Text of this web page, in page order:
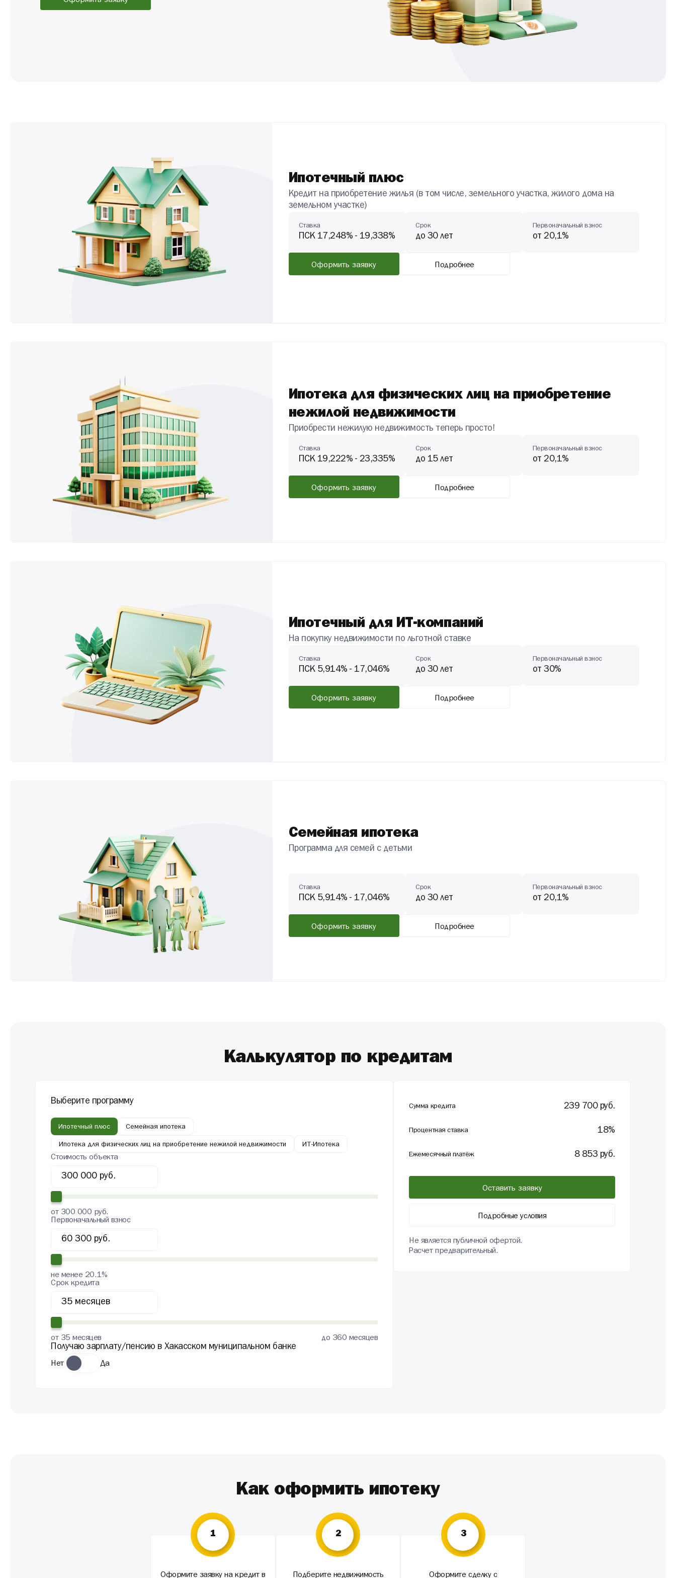
Ипотечный плюс
Кредит на приобретение жилья (в том числе, земельного участка, жилого дома на
земельном участке)
Ставка
ПСК 17,248% - 19,338%
Срок
до 30 лет
Первоначальный взнос
от 20,1%
Оформить заявку Подробнее
Ипотека для физических лиц на приобретение
нежилой недвижимости
Приобрести нежилую недвижимость теперь просто!
Ставка
ПСК 19,222% - 23,335%
Срок
до 15 лет
Первоначальный взнос
от 20,1%
Оформить заявку Подробнее
Ипотечный для ИТ-компаний
На покупку недвижимости по льготной ставке
Ставка
ПСК 5,914% - 17,046%
Срок
до 30 лет
Первоначальный взнос
от 30%
Оформить заявку Подробнее
Семейная ипотека
Программа для семей с детьми
Ставка
ПСК 5,914% - 17,046%
Срок
до 30 лет
Первоначальный взнос
от 20,1%
Оформить заявку Подробнее
Калькулятор по кредитам
Выберите программу
Ипотечный плюс
Семейная ипотека
Ипотека для физических лиц на приобретение нежилой недвижимости
ИТ-Ипотека
Стоимость объекта
от 300 000 руб.
Первоначальный взнос
не менее 20.1%
Срок кредита
от 35 месяцев до 360 месяцев
Получаю зарплату/пенсию в Хакасском муниципальном банке
Нет Да
Сумма кредита 239 700руб.
Процентная ставка 18%
Ежемесячный платёж 8 853 руб.
Оставить заявку
Подробные условия
Не является публичной офертой.
Расчет предварительный.
Как оформить ипотеку
1
Оформите заявку на кредит в
2
Подберите недвижимость
3
Оформите сделку с